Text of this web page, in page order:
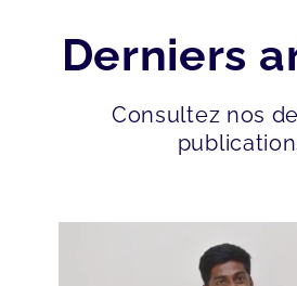
Derniers
Consultez nos